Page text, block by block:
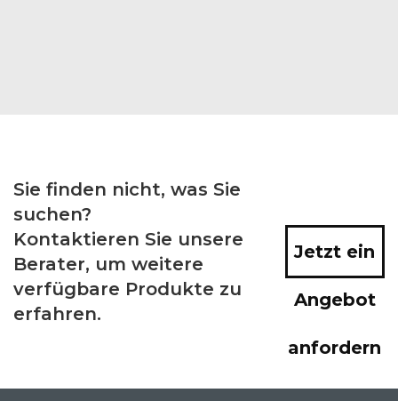
Sie finden nicht, was Sie
suchen?
Kontaktieren Sie unsere
Berater, um weitere
verfügbare Produkte zu
erfahren.
Jetzt ein
Angebot
anfordern